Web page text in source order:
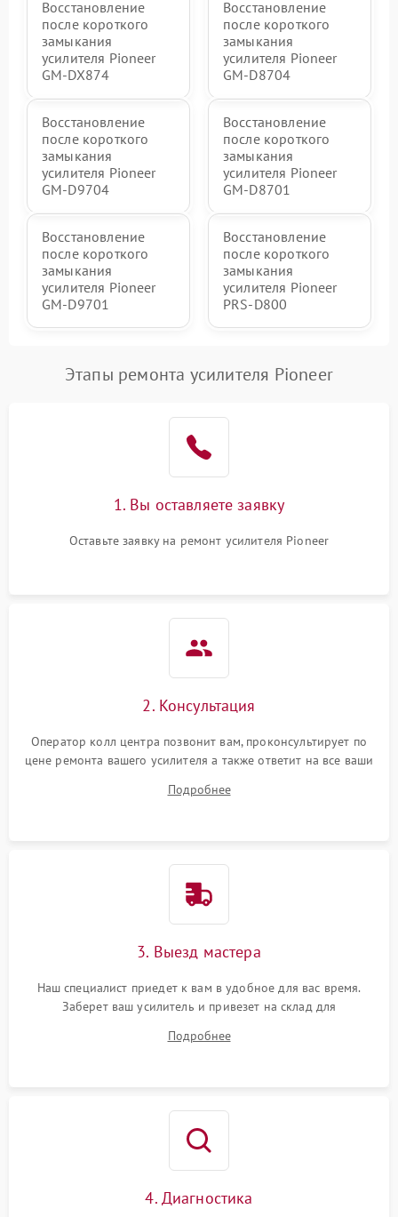
Восстановление
после короткого
замыкания
усилителя Pioneer
GM-DX874
Восстановление
после короткого
замыкания
усилителя Pioneer
GM-D8704
Восстановление
после короткого
замыкания
усилителя Pioneer
GM-D9704
Восстановление
после короткого
замыкания
усилителя Pioneer
GM-D8701
Восстановление
после короткого
замыкания
усилителя Pioneer
GM-D9701
Восстановление
после короткого
замыкания
усилителя Pioneer
PRS-D800
Этапы ремонта усилителя Pioneer
1. Вы оставляете заявку
Оставьте заявку на ремонт усилителя Pioneer
2. Консультация
Оператор колл центра позвонит вам, проконсультирует по
цене ремонта вашего усилителя а также ответит на все ваши
Подробнее
3. Выезд мастера
Наш специалист приедет к вам в удобное для вас время.
Заберет ваш усилитель и привезет на склад для
Подробнее
4. Диагностика